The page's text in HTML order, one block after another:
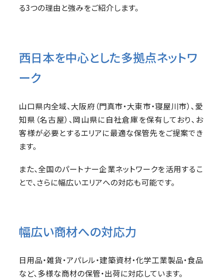
る3つの理由と強みをご紹介します。
西日本を中心とした多拠点ネットワ
ーク
山口県内全域、大阪府（門真市・大東市・寝屋川市）、愛
知県（名古屋）、岡山県に自社倉庫を保有しており、お
客様が必要とするエリアに最適な保管先をご提案でき
ます。
また、全国のパートナー企業ネットワークを活用するこ
とで、さらに幅広いエリアへの対応も可能です。
幅広い商材への対応力
日用品・雑貨・アパレル・建築資材・化学工業製品・食品
など、多様な商材の保管・出荷に対応しています。